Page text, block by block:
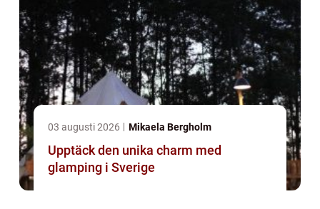
03 augusti 2026 Mikaela Bergholm
Upptäck den unika charm med
glamping i Sverige